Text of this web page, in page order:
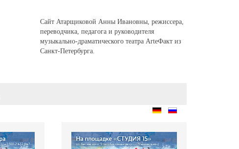
Сайт Атарщиковой Анны Ивановны, режиссера,
переводчика, педагога и руководителя
музыкально-драматического театра ArteФакт из
Санкт-Петербурга.